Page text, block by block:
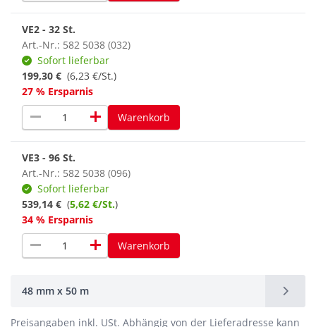
VE2 - 32 St.
Art.-Nr.: 582 5038 (032)
Sofort lieferbar
199,30 € (6,23 €/St.)
27 % Ersparnis
remove add Warenkorb
VE3 - 96 St.
Art.-Nr.: 582 5038 (096)
Sofort lieferbar
539,14 € (5,62 €/St.)
34 % Ersparnis
remove add Warenkorb
48 mm x 50 m
Preisangaben inkl. USt. Abhängig von der Lieferadresse kann